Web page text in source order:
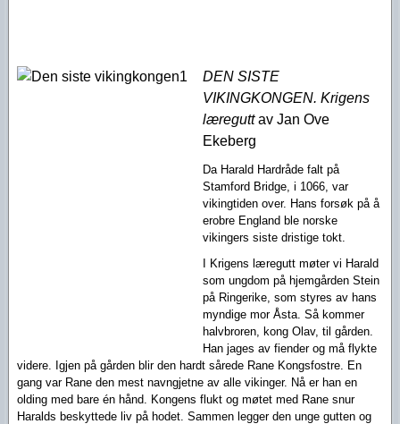
DEN SISTE
VIKINGKONGEN. Krigens
læreguttav Jan Ove
Ekeberg
Da Harald Hardråde falt på
Stamford Bridge, i 1066, var
vikingtiden over. Hans forsøk på å
erobre England ble norske
vikingers siste dristige tokt.
I Krigens læregutt møter vi Harald
som ungdom på hjemgården Stein
på Ringerike, som styres av hans
myndige mor Åsta. Så kommer
halvbroren, kong Olav, til gården.
Han jages av fiender og må flykte
videre. Igjen på gården blir den hardt sårede Rane Kongsfostre. En
gang var Rane den mest navngjetne av alle vikinger. Nå er han en
olding med bare én hånd. Kongens flukt og møtet med Rane snur
Haralds beskyttede liv på hodet. Sammen legger den unge gutten og